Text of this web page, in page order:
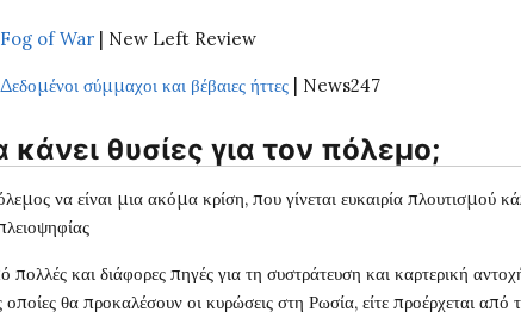
Fog of War| New Left Review
Δεδομένοι σύμμαχοι και βέβαιες ήττες| News247
κάνει θυσίες για τον πόλεμο;
να είναι μια ακόμα κρίση, που γίνεται ευκαιρία πλουτισμού
πολλές και διάφορες πηγές για τη συστράτευση και καρτερική
οποίες θα προκαλέσουν οι κυρώσεις στη Ρωσία, είτε προέρχεται από